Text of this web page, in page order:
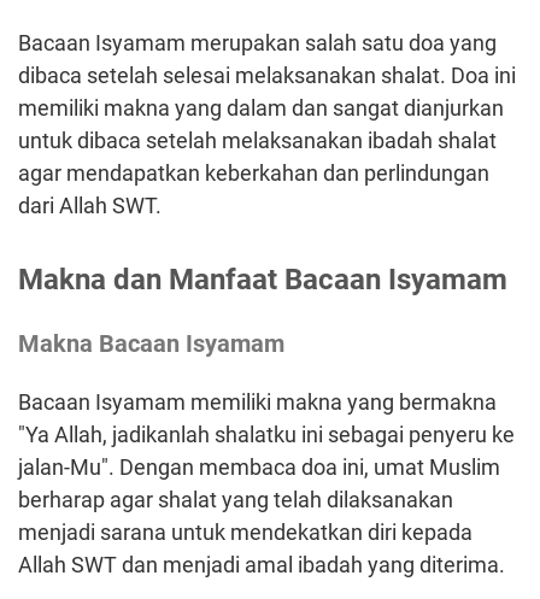
Bacaan Isyamam merupakan salah satu doa yang
dibaca setelah selesai melaksanakan shalat. Doa ini
memiliki makna yang dalam dan sangat dianjurkan
untuk dibaca setelah melaksanakan ibadah shalat
agar mendapatkan keberkahan dan perlindungan
dari Allah SWT.
Makna dan Manfaat Bacaan Isyamam
Makna Bacaan Isyamam
Bacaan Isyamam memiliki makna yang bermakna
"Ya Allah, jadikanlah shalatku ini sebagai penyeru ke
jalan-Mu". Dengan membaca doa ini, umat Muslim
berharap agar shalat yang telah dilaksanakan
menjadi sarana untuk mendekatkan diri kepada
Allah SWT dan menjadi amal ibadah yang diterima.